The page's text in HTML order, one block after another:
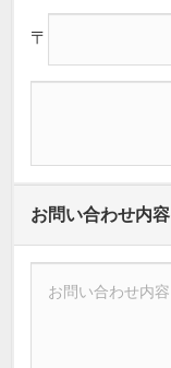
〒
お問い合わせ内容